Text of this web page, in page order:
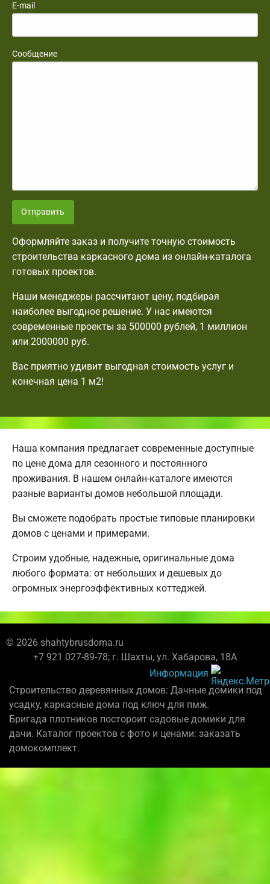
E-mail
Сообщение
Отправить
Оформляйте заказ и получите точную стоимость
строительства каркасного дома из онлайн-каталога
готовых проектов.
Наши менеджеры рассчитают цену, подбирая
наиболее выгодное решение. У нас имеются
современные проекты за 500000 рублей, 1 миллион
или 2000000 руб.
Вас приятно удивит выгодная стоимость услуг и
конечная цена 1 м2!
Наша компания предлагает современные доступные
по цене дома для сезонного и постоянного
проживания. В нашем онлайн-каталоге имеются
разные варианты домов небольшой площади.
Вы сможете подобрать простые типовые планировки
домов с ценами и примерами.
Строим удобные, надежные, оригинальные дома
любого формата: от небольших и дешевых до
огромных энергоэффективных коттеджей.
© 2026 shahtybrusdoma.ru
+7 921 027-89-78; г. Шахты, ул. Хабарова, 18А
Информация
Строительство деревянных домов: Дачные домики под
усадку, каркасные дома под ключ для пмж.
Бригада плотников постороит садовые домики для
дачи. Каталог проектов с фото и ценами: заказать
домокомплект.